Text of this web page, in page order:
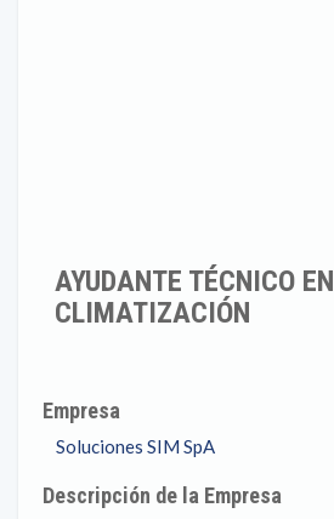
AYUDANTE TÉCNICO EN
CLIMATIZACIÓN
Empresa
Soluciones SIM SpA
Descripción de la Empresa